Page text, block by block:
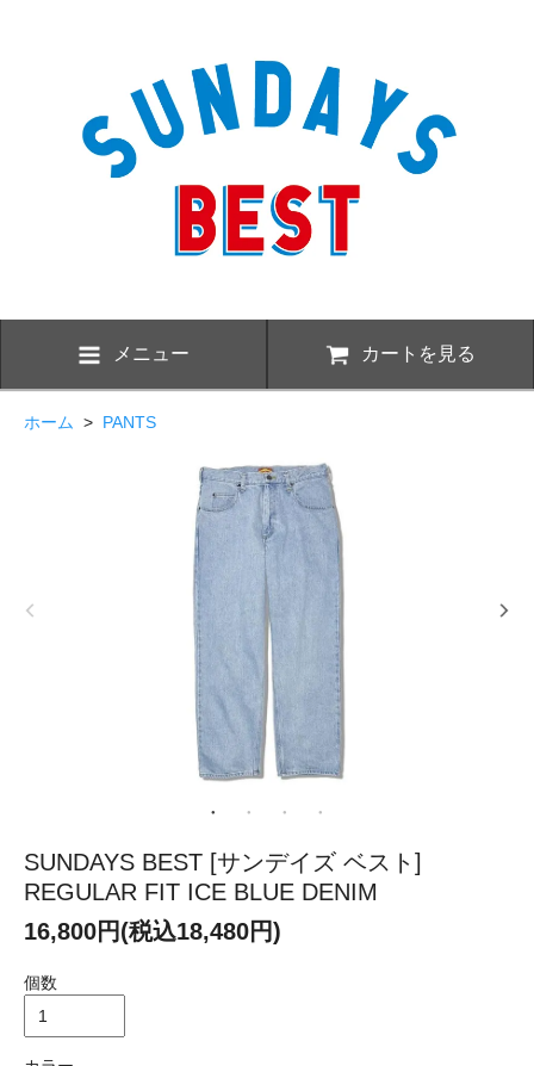
メニュー カートを見る
ホーム > PANTS
SUNDAYS BEST [サンデイズ ベスト]
REGULAR FIT ICE BLUE DENIM
16,800円(税込18,480円)
個数